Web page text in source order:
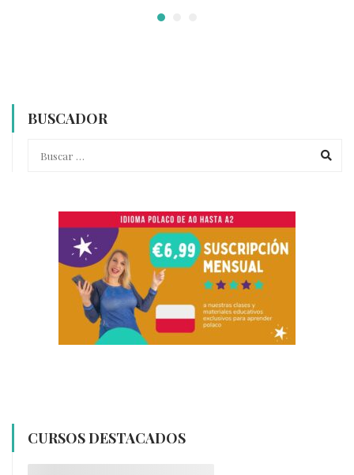
BUSCADOR
CURSOS DESTACADOS